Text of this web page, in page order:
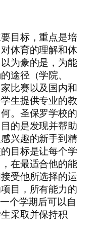
目标，重点是培
体育的理解和体
为豪的是，为能
途径（学院、
比赛以及国内和
生提供专业的教
。圣保罗学校的
的是发现并帮助
兴趣的新手到精
目标是让每个学
在最适合他的能
受他所选择的运
目，所有能力的
个学期后可以自
采取并保持积